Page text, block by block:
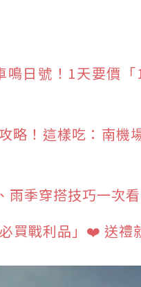
日號！1天要價
略！這樣吃：南
雨季穿搭技巧一次
買戰利品」❤️ 送禮